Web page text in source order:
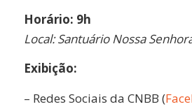
Horário: 9h
Local: Santuário Nossa
Exibição:
– Redes Sociais da CNBB (